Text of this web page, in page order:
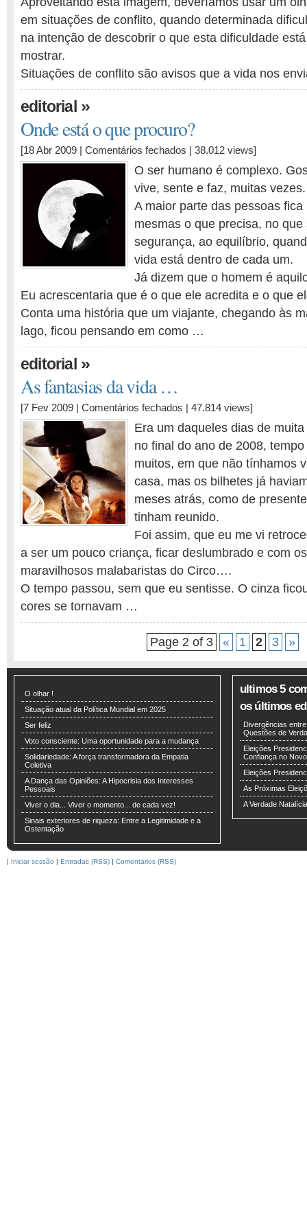
em situações de conflito, quando determinada
na intenção de descobrir o que esta dificuldade
mostrar.
Situações de conflito são avisos que a vida nos
editorial»
Onde está o que procuro?
[18 Abr 2009 | Comentários fechados em
está
o
que
procuro?
| 38.012 views]
O ser humano é complexo.
vive, sente e faz, muitas vezes.
A maior parte das pessoas
mesmas o que precisa, no
segurança, ao equilíbrio,
vida está dentro de cada um.
Já dizem que o homem é
Eu acrescentaria que é o que ele acredita e o que
Conta uma história que um viajante, chegando às
lago, ficou pensando em como …
editorial»
As fantasias da vida …
[7 Fev 2009 | Comentários fechados em
fantasias
da
vida
…
| 47.814 views]
Era um daqueles dias de
no final do ano de 2008,
muitos, em que não tínhamos
casa, mas os bilhetes já
meses atrás, como de
tinham reunido.
Foi assim, que eu me vi
a ser um pouco criança, ficar deslumbrado e com
maravilhosos malabaristas do Circo….
O tempo passou, sem que eu sentisse. O cinza
cores se tornavam …
Page 2 of 3 « 1 2 3 »
O olhar !
Situação atual da Política Mundial em 2025
Ser feliz
Voto consciente: Uma oportunidade para a mudança
Solidariedade: A força transformadora da Empatia
Coletiva
A Dança das Opiniões: A Hipocrisia dos Interesses
Pessoais
Viver o dia... Viver o momento... de cada vez!
Sinais exteriores de riqueza: Entre a Legitimidade e a
Ostentação
ultimos 5
os últimos
Divergências
Questões de
Eleições
Confiança no
Eleições
As Próximas
A Verdade
| Iniciar sessão | Entradas (RSS) | Comentarios (RSS)